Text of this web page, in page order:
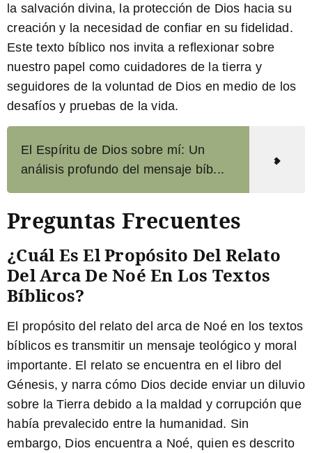
la salvación divina, la protección de Dios hacia su
creación y la necesidad de confiar en su fidelidad.
Este texto bíblico nos invita a reflexionar sobre
nuestro papel como cuidadores de la tierra y
seguidores de la voluntad de Dios en medio de los
desafíos y pruebas de la vida.
El Espíritu de Dios sobre mí: Un
análisis profundo del mensaje bíb...
Preguntas Frecuentes
¿Cuál Es El Propósito Del Relato
Del Arca De Noé En Los Textos
Bíblicos?
El propósito del relato del arca de Noé en los textos
bíblicos es transmitir un mensaje teológico y moral
importante. El relato se encuentra en el libro del
Génesis, y narra cómo Dios decide enviar un diluvio
sobre la Tierra debido a la maldad y corrupción que
había prevalecido entre la humanidad. Sin
embargo, Dios encuentra a Noé, quien es descrito